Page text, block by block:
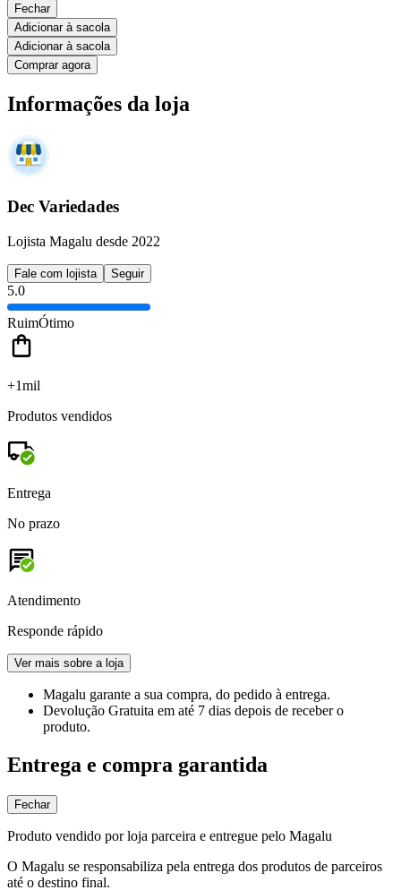
Fechar
Adicionar à sacola
Adicionar à sacola
Comprar agora
Informações da loja
Dec Variedades
Lojista Magalu desde 2022
Fale com lojista Seguir
5.0
RuimÓtimo
+1mil
Produtos vendidos
Entrega
No prazo
Atendimento
Responde rápido
Ver mais sobre a loja
Magalu garante a sua compra, do pedido à entrega.
Devolução Gratuita em até 7 dias depois de receber o
produto.
Entrega e compra garantida
Fechar
Produto vendido por loja parceira e entregue pelo Magalu
O Magalu se responsabiliza pela entrega dos produtos de parceiros
até o destino final.